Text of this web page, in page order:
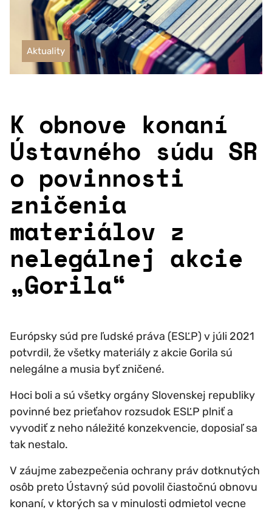
Aktuality
K obnove konaní
Ústavného súdu SR
o povinnosti
zničenia
materiálov z
nelegálnej akcie
„Gorila“
Európsky súd pre ľudské práva (ESĽP) v júli 2021
potvrdil, že všetky materiály z akcie Gorila sú
nelegálne a musia byť zničené.
Hoci boli a sú všetky orgány Slovenskej republiky
povinné bez prieťahov rozsudok ESĽP plniť a
vyvodiť z neho náležité konzekvencie, doposiaľ sa
tak nestalo.
V záujme zabezpečenia ochrany práv dotknutých
osôb preto Ústavný súd povolil čiastočnú obnovu
konaní, v ktorých sa v minulosti odmietol vecne